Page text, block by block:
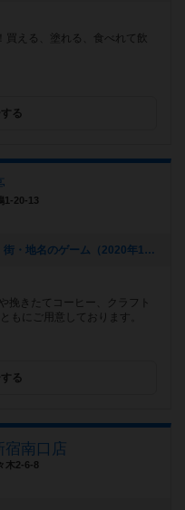
買える、塗れる、食べれて飲
る
1-20-13
[NEW] 【巣鴨】土曜ゲーム会 テーマ：街・地名のゲーム（2020年12月02日 17時54分）
挽きたてコーヒー、クラフト
もにご用意しております。
る
宿南口店
木2-6-8